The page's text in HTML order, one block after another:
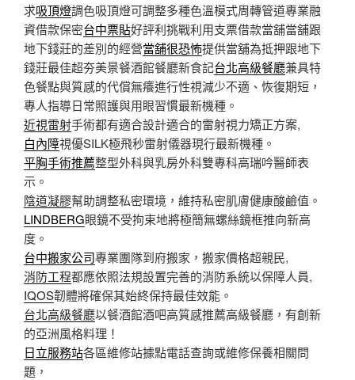
求吸頂燈調色吸頂燈可調整多種色溫模式周轉管道專業融
資借款保密台中票貼好評利挑戰利用支票借款當舖當舖跟
地下錢莊的差別的經營當舖很恐怖提供當舖為抵押跟地下
錢莊最佳超夯美景餐酒館餐廳新食記台北高級餐廳兼具特
色餐點與質感的代償無癢進行性視減少不適、恢復期短，
專人指導日常照護與用眼習慣最新機種。
近視雷射手術都有適合設計適合的雷射視力矯正方案,
白內障視優SILK極飛秒雷射儀器現行最新機種。
平胸手術推薦整型外科與乳房外科雙專科高瑞吟醫師表
示。
陰道凝膠幫助調整私密環境，維持私密肌膚健康酸鹼值。
LINDBERG眼鏡不受拘束地將極簡無螺絲鏡框推向新高
度。
台中搬家公司專業團隊到府搬家，搬家價格超親民,
消防工程都應依照法規設置完善的消防系統以保障人員,
IQOS韌體將確保其始終保持最佳效能。
台北高級餐廳以餐酒館酒吧高質感推薦高級餐廳，有創新
的亞洲風格料理！
日立服務站各區維修站據點電話查詢或維修保養相關問
題，